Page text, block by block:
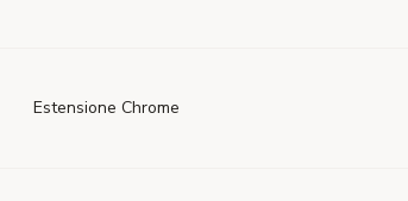
Estensione Chrome